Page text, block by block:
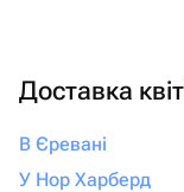
Доставка
В Єревані
У Нор Харберд